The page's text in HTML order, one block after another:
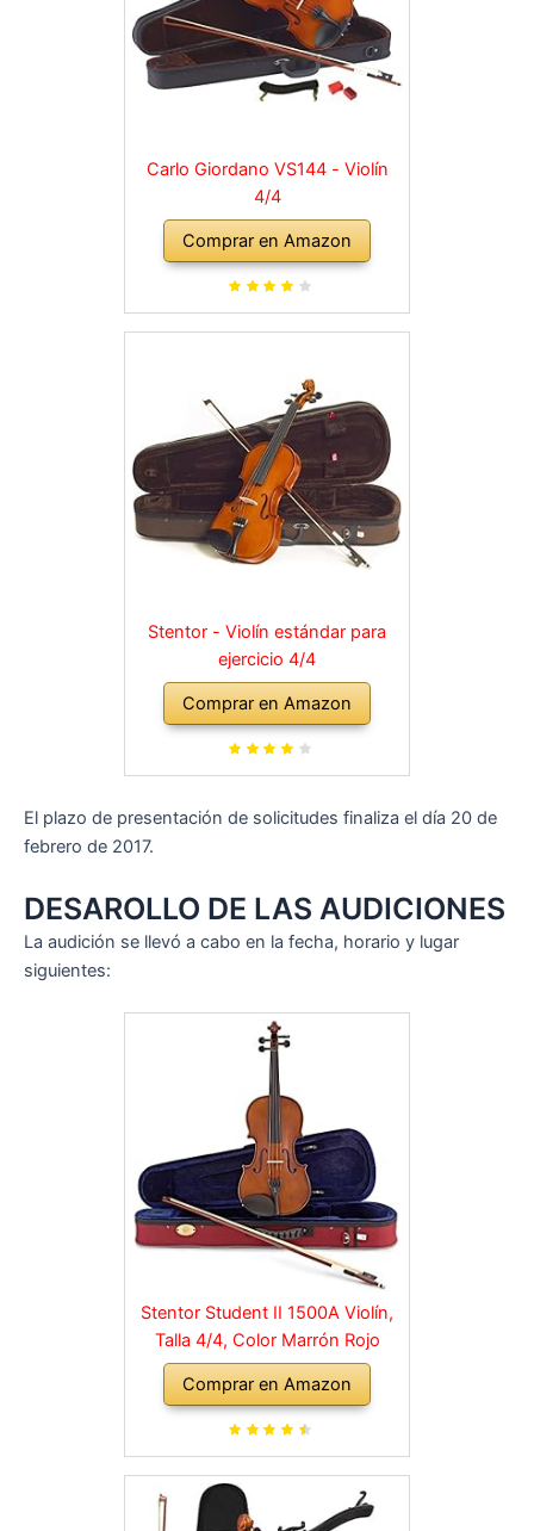
Carlo Giordano VS144 - Violín
4/4
Comprar en Amazon
Stentor - Violín estándar para
ejercicio 4/4
Comprar en Amazon
El plazo de presentación de solicitudes finaliza el día 20 de
febrero de 2017.
DESAROLLO DE LAS AUDICIONES
La audición se llevó a cabo en la fecha, horario y lugar
siguientes:
Stentor Student II 1500A Violín,
Talla 4/4, Color Marrón Rojo
Comprar en Amazon